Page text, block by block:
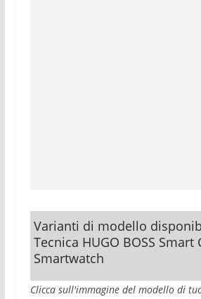
Varianti di modello
Tecnica HUGO BOSS Smart
Smartwatch
Clicca sull'immagine del modello di